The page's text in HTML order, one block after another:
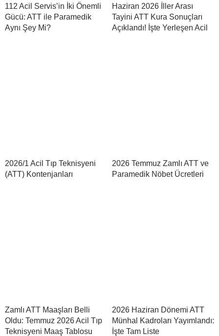
112 Acil Servis’in İki Önemli
Gücü: ATT ile Paramedik
Aynı Şey Mi?
Haziran 2026 İller Arası
Tayini ATT Kura Sonuçları
Açıklandı! İşte Yerleşen Acil
2026/1 Acil Tıp Teknisyeni
(ATT) Kontenjanları
2026 Temmuz Zamlı ATT ve
Paramedik Nöbet Ücretleri
Zamlı ATT Maaşları Belli
Oldu: Temmuz 2026 Acil Tıp
Teknisyeni Maaş Tablosu
2026 Haziran Dönemi ATT
Münhal Kadroları Yayımlandı:
İşte Tam Liste